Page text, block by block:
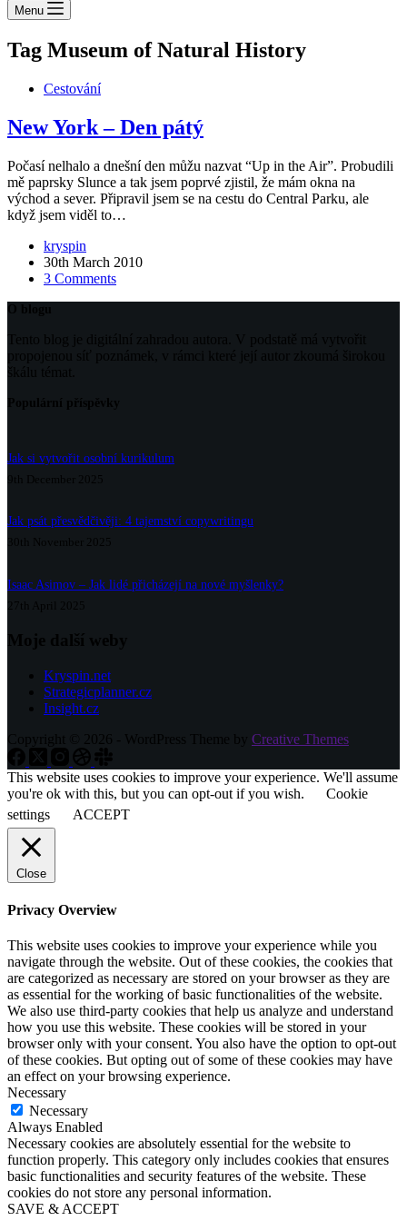
Menu
Tag Museum of Natural History
Cestování
New York – Den pátý
Počasí nelhalo a dnešní den můžu nazvat “Up in the Air”. Probudili
mě paprsky Slunce a tak jsem poprvé zjistil, že mám okna na
východ a sever. Připravil jsem se na cestu do Central Parku, ale
když jsem viděl to…
kryspin
30th March 2010
3 Comments
O blogu
Tento blog je digitální zahradou autora. V podstatě má vytvořit
propojenou síť poznámek, v rámci které její autor zkoumá širokou
škálu témat.
Populární příspěvky
Jak si vytvořit osobní kurikulum
9th December 2025
Jak psát přesvědčivěji: 4 tajemství copywritingu
30th November 2025
Isaac Asimov – Jak lidé přicházejí na nové myšlenky?
27th April 2025
Moje další weby
Kryspin.net
Strategicplanner.cz
Insight.cz
Copyright © 2026 - WordPress Theme by Creative Themes
This website uses cookies to improve your experience. We'll assume
you're ok with this, but you can opt-out if you wish.
Cookie
settings
ACCEPT
Close
Privacy Overview
This website uses cookies to improve your experience while you
navigate through the website. Out of these cookies, the cookies that
are categorized as necessary are stored on your browser as they are
as essential for the working of basic functionalities of the website.
We also use third-party cookies that help us analyze and understand
how you use this website. These cookies will be stored in your
browser only with your consent. You also have the option to opt-out
of these cookies. But opting out of some of these cookies may have
an effect on your browsing experience.
Necessary
Necessary
Always Enabled
Necessary cookies are absolutely essential for the website to
function properly. This category only includes cookies that ensures
basic functionalities and security features of the website. These
cookies do not store any personal information.
SAVE & ACCEPT